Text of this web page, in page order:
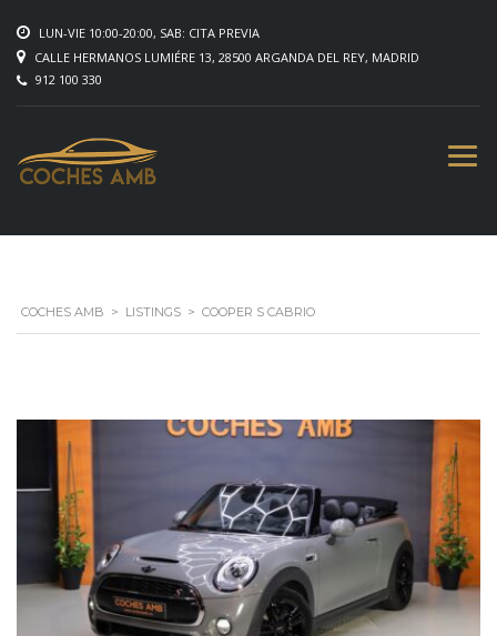
LUN-VIE 10:00-20:00, SAB: CITA PREVIA
CALLE HERMANOS LUMIÉRE 13, 28500 ARGANDA DEL REY, MADRID
912 100 330
COCHES AMB > LISTINGS > COOPER S CABRIO